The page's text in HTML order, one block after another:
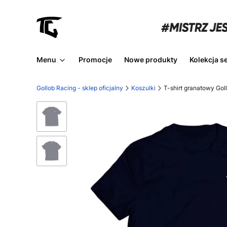
Menu Promocje Nowe produkty Kolekcja
Gollob Racing - sklep oficjalny Koszulki T-shirt granatowy